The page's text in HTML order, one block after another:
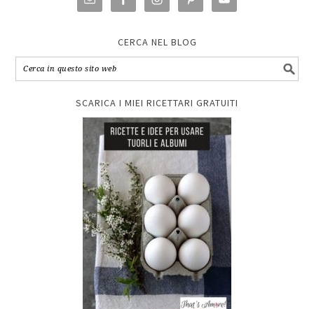
CERCA NEL BLOG
SCARICA I MIEI RICETTARI GRATUITI